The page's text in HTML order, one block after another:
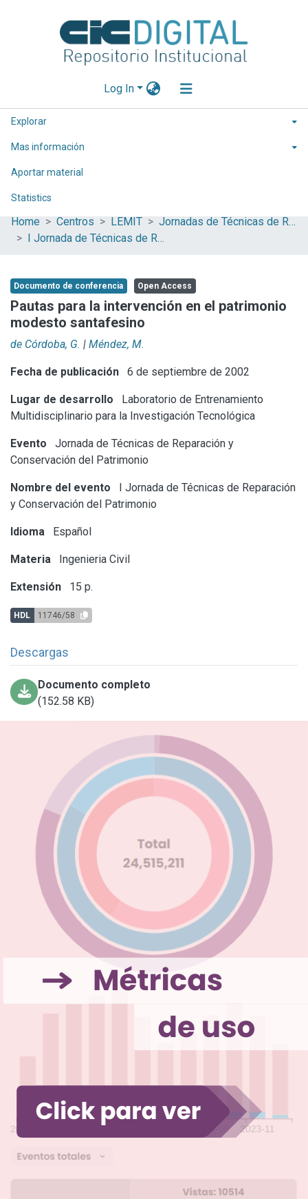
Log In
Explorar
Mas información
Aportar material
Statistics
Home Centros LEMIT
Jornadas de Técnicas de Reparación y Conservación del Patrimonio (COIBRECOPA)
I Jornada de Técnicas de Reparación y Conservación del Patrimonio
Documento de conferencia Open Access
Pautas para la intervención en el patrimonio
modesto santafesino
de Córdoba, G. | Méndez, M.
Fecha de publicación 6 de septiembre de 2002
Lugar de desarrollo
Laboratorio de Entrenamiento
Multidisciplinario para la Investigación Tecnológica
Evento
Jornada de Técnicas de Reparación y
Conservación del Patrimonio
Nombre del evento
I Jornada de Técnicas de Reparación
y Conservación del Patrimonio
Idioma Español
Materia Ingenieria Civil
Extensión 15 p.
HDL 11746/58
Descargas
Documento completo
(152.58 KB)